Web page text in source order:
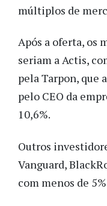
múltiplos de
Após a oferta, os
seriam a Actis,
pela Tarpon, que
pelo CEO da
10,6%.
Outros
Vanguard,
com menos de